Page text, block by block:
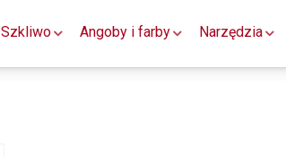
Szkliwo Angoby i farby Narzędzia